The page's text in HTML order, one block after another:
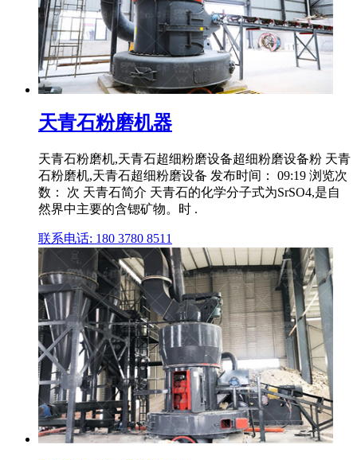
天青石粉磨机器
天青石粉磨机,天青石超细粉磨设备超细粉磨设备粉 天青
石粉磨机,天青石超细粉磨设备 发布时间： 09:19 浏览次
数： 次 天青石简介 天青石的化学分子式为SrSO4,是自
然界中主要的含锶矿物。时 .
联系电话: 180 3780 8511